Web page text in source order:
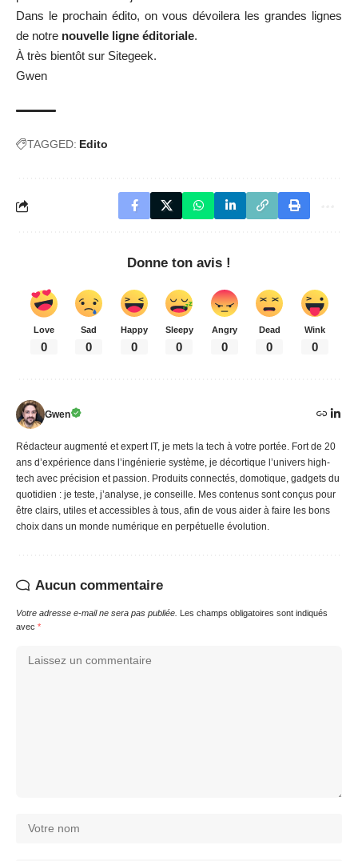
Dans le prochain édito, on vous dévoilera les grandes lignes
de notre nouvelle ligne éditoriale.
À très bientôt sur Sitegeek.
Gwen
TAGGED: Edito
Donne ton avis !
Love
0
Sad
0
Happy
0
Sleepy
0
Angry
0
Dead
0
Wink
0
Gwen
Rédacteur augmenté et expert IT, je mets la tech à votre portée. Fort de 20
ans d’expérience dans l’ingénierie système, je décortique l’univers high-
tech avec précision et passion. Produits connectés, domotique, gadgets du
quotidien : je teste, j’analyse, je conseille. Mes contenus sont conçus pour
être clairs, utiles et accessibles à tous, afin de vous aider à faire les bons
choix dans un monde numérique en perpétuelle évolution.
Aucun commentaire
Votre adresse e-mail ne sera pas publiée. Les champs obligatoires sont indiqués
avec *